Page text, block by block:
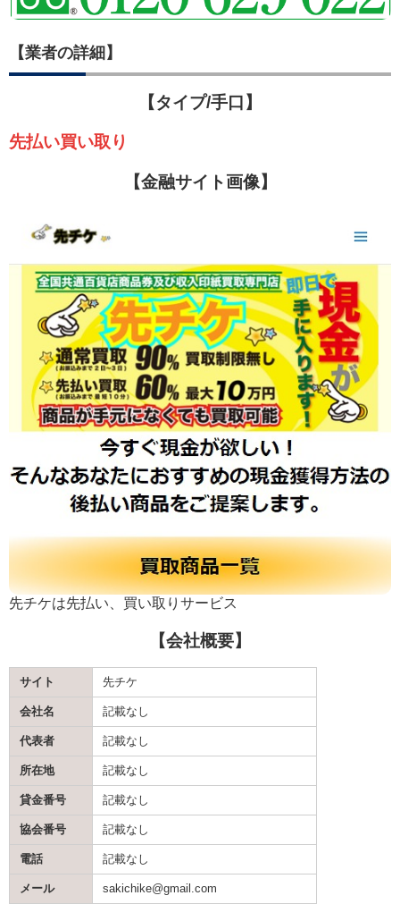
【業者の詳細】
【タイプ/手口】
先払い買い取り
【金融サイト画像】
先チケは先払い、買い取りサービス
【会社概要】
サイト 先チケ
会社名 記載なし
代表者 記載なし
所在地 記載なし
貸金番号 記載なし
協会番号 記載なし
電話 記載なし
メール sakichike@gmail.com